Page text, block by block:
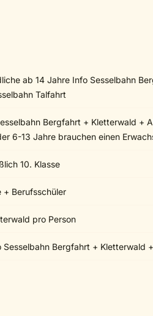
ab 14 Jahre Info Sesselbahn
Talfahrt
Bergfahrt + Kletterwald +
6-13 Jahre brauchen einen
10. Klasse
+ Berufsschüler
pro Person
Bergfahrt + Kletterwald